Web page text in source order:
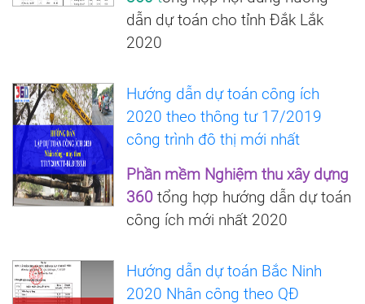
dẫn dự toán cho tỉnh Đắk Lắk
2020
Hướng dẫn dự toán công ích
2020 theo thông tư 17/2019
công trình đô thị mới nhất
Phần mềm Nghiệm thu xây dựng
360tổng hợp hướng dẫn dự toán
công ích mới nhất 2020
Hướng dẫn dự toán Bắc Ninh
2020 Nhân công theo QĐ